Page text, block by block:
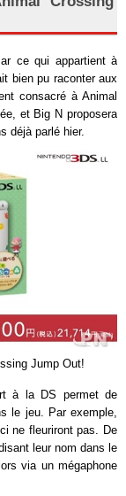
ce qui appartient à
bien pu raconter aux
consacré à Animal
et Big N proposera
déjà parlé hier.
Jump Out!
à la DS permet de
le jeu. Par exemple,
ne fleuriront pas. De
leur nom dans le
via un mégaphone